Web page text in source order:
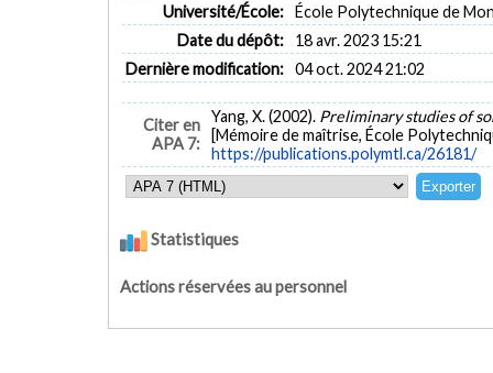
Université/École: École Polytechnique de
Date du dépôt:
18 avr. 2023 15:21
Dernière modification: 04 oct. 2024 21:02
Citer en
APA 7:
Yang, X. (2002). Preliminary studies of
[Mémoire de maîtrise, École
https://publications.polymtl.ca/26181/
Statistiques
Actions réservées au personnel